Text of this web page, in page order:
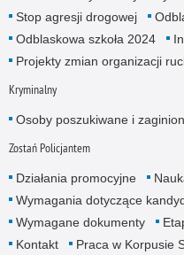
Stop agresji drogowej
Odblaskowa szkoła 2024
Projekty zmian organizacji
Kryminalny
Osoby poszukiwane i
Zostań Policjantem
Działania promocyjne
Wymagania dotyczące
Wymagane dokumenty
Kontakt
Praca w Korpusie